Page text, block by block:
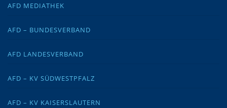
AFD MEDIATHEK
AFD – BUNDESVERBAND
AFD LANDESVERBAND
AFD – KV SÜDWESTPFALZ
AFD – KV KAISERSLAUTERN